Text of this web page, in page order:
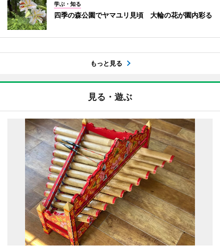
学ぶ・知る
四季の森公園でヤマユリ見頃 大輪の花が園内彩る
もっと見る
見る・遊ぶ